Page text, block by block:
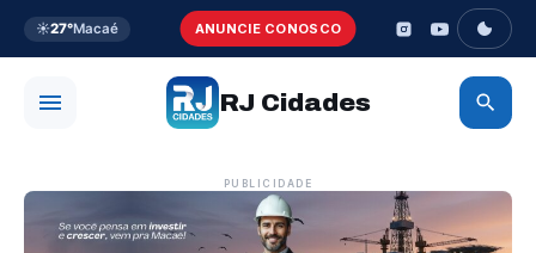
☀️27°Macaé ANUNCIE CONOSCO
RJ Cidades
PUBLICIDADE